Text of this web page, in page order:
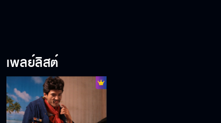
เพลย์ลิสต์